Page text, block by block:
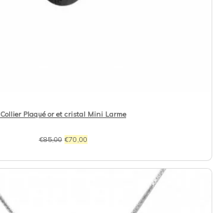
Collier Plaqué or et cristal Mini Larme
€85,00 Le
prix
€70,00Le
prix